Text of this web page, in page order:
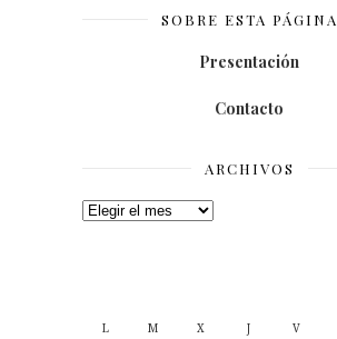
SOBRE ESTA PÁGINA
Presentación
Contacto
ARCHIVOS
Archivos
L M X J V